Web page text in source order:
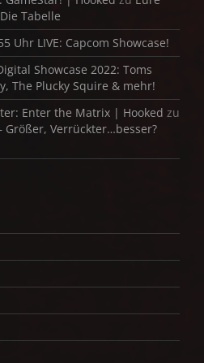
Tabelle
Uhr LIVE: Capcom Showcase!
Showcase 2022: Toms
The Plucky Squire & mehr!
Enter the Matrix | Hooked zu
Größer, Verrückter…besser?